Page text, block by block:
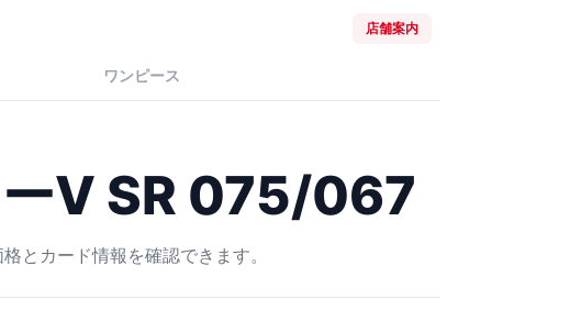
店舗案内
ワンピース
V SR 075/067
とカード情報を確認できます。